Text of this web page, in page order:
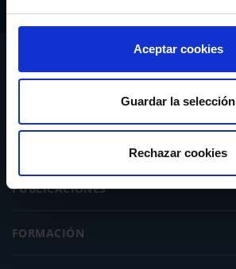
Aceptar cookies
Guardar la selección
Rechazar cookies
PUBLICACIONES
FORMACIÓN